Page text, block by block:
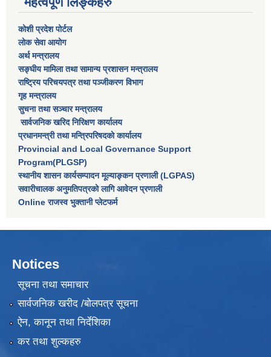
कोशी प्रदेश पोर्टल
लाेक सेवा आयाेग
अर्थ मन्त्रालय
सङ्घीय मामिला तथा सामान्य प्रशासन मन्त्रालय
राष्‍ट्रिय परिचयपत्र तथा पञ्‍जीकरण विभाग
गृह मन्त्रालय
सुचना तथा सञ्चार मन्त्रालय
सार्वजनिक खरिद निरिक्षण कार्यालय
प्रधानमन्त्री तथा मन्त्रिपरिषदकाे कार्यालय
Provincial and Local Governance Support
Program(PLGSP)
स्थानीय शासन कार्यसम्पादन मूल्याङ्कन प्रणाली (LGPAS)
सवारीचालक अनुमतिपत्रको लागि आवेदन प्रणाली
Online राजस्व भुक्तानी प्लेटफर्म
Notices
सूचना तथा समाचार
सार्वजनिक खरीद /बोलपत्र सूचना
ऐन, कानून तथा निर्देशिका
कर तथा शुल्कहरु